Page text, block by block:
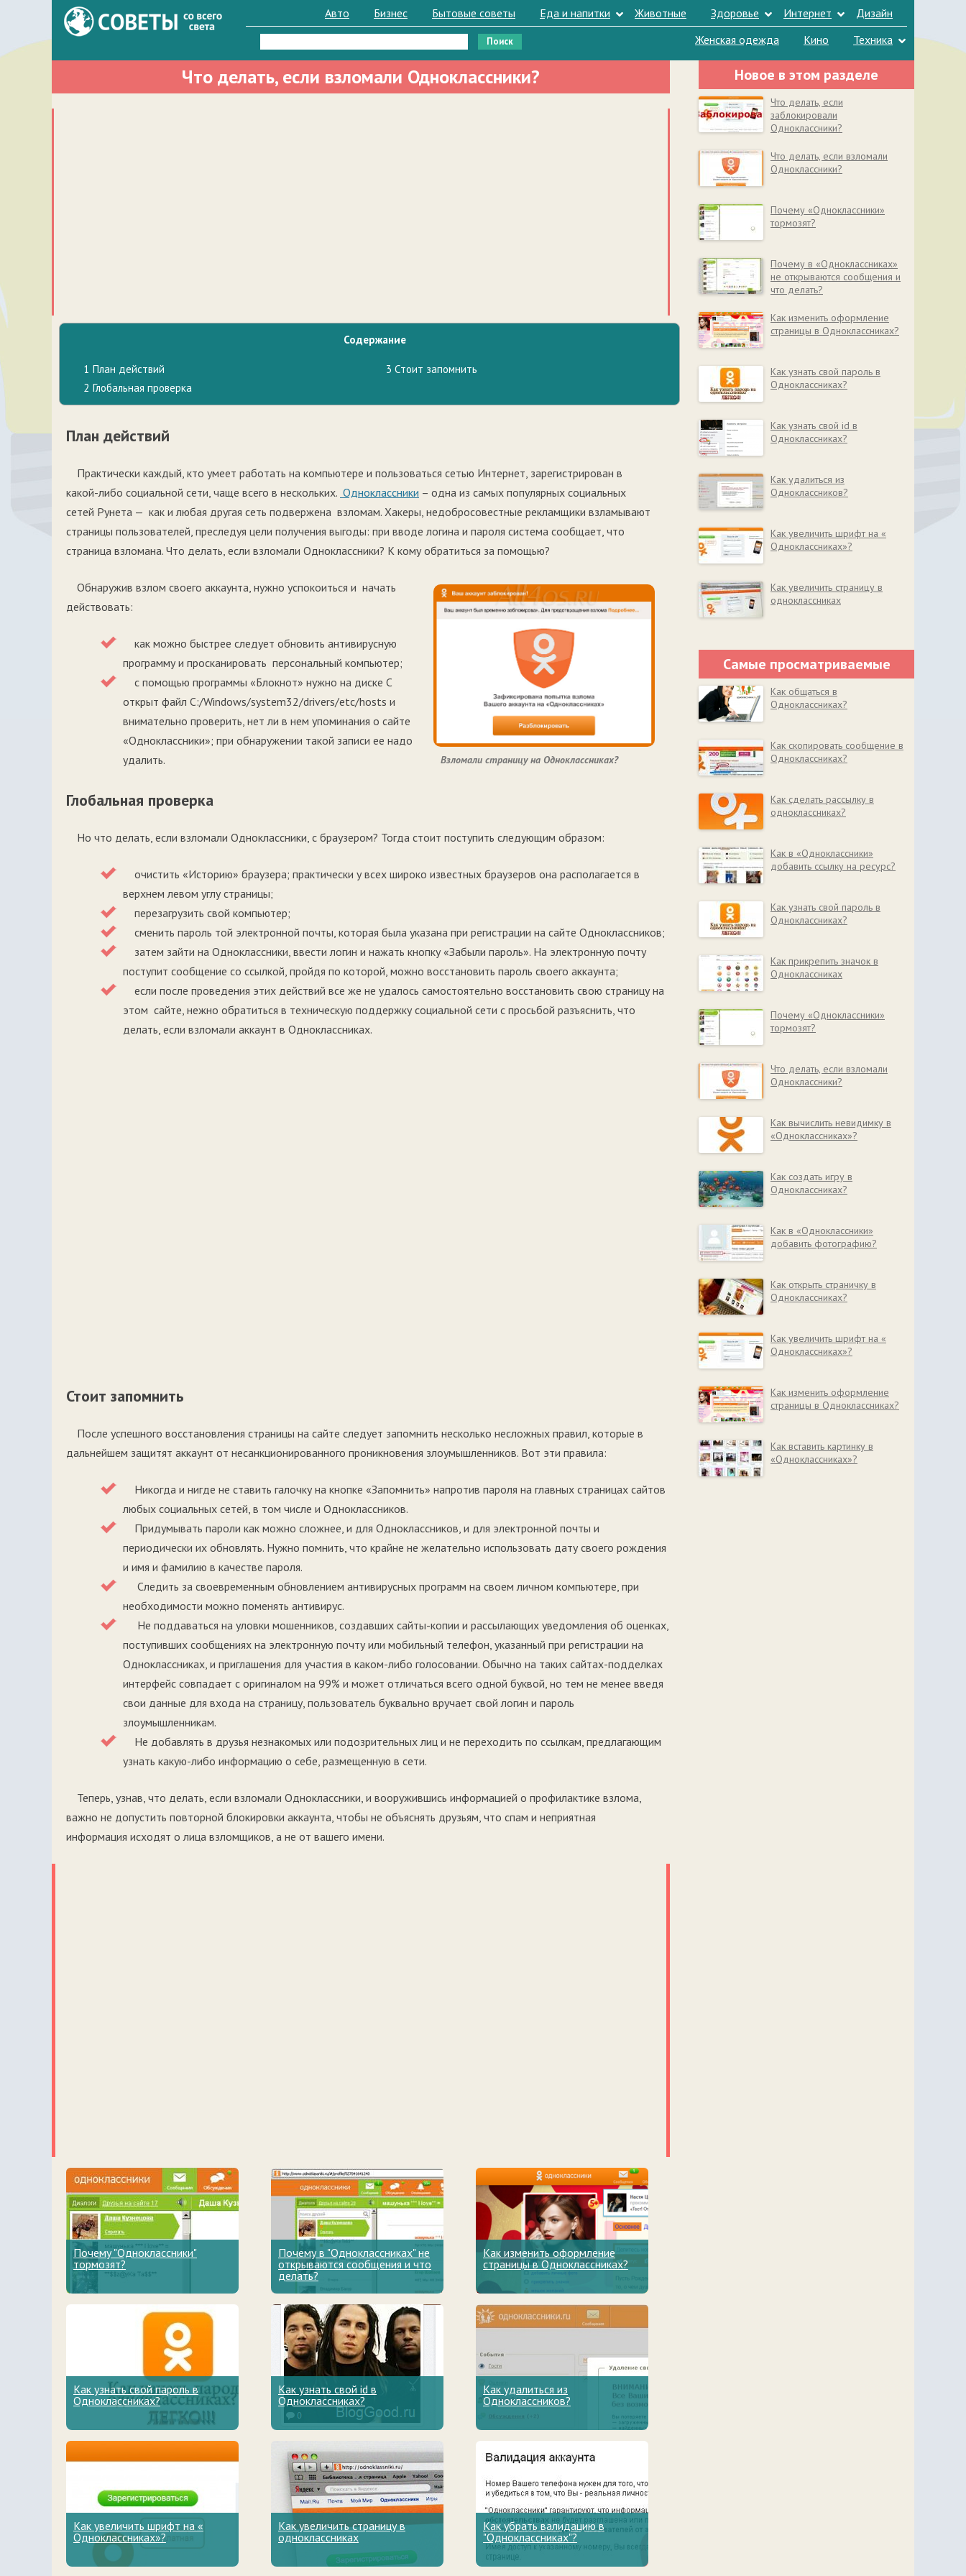
Авто Бизнес Бытовые советы Еда и напитки Животные Здоровье Интернет
Дизайн
Женская одежда
Кино Техника
Найти:
Что делать, если взломали Одноклассники?
Содержание
1 План действий
2 Глобальная проверка
3 Стоит запомнить
План действий
Практически каждый, кто умеет работать на компьютере и пользоваться сетью Интернет, зарегистрирован в
какой-либо социальной сети, чаще всего в нескольких. Одноклассники – одна из самых популярных социальных
сетей Рунета — как и любая другая сеть подвержена взломам. Хакеры, недобросовестные рекламщики взламывают
страницы пользователей, преследуя цели получения выгоды: при вводе логина и пароля система сообщает, что
страница взломана. Что делать, если взломали Одноклассники? К кому обратиться за помощью?
Взломали страницу на Одноклассниках?
Обнаружив взлом своего аккаунта, нужно успокоиться и начать
действовать:
как можно быстрее следует обновить антивирусную
программу и просканировать персональный компьютер;
с помощью программы «Блокнот» нужно на диске С
открыт файл C:/Windows/system32/drivers/etc/hosts и
внимательно проверить, нет ли в нем упоминания о сайте
«Одноклассники»; при обнаружении такой записи ее надо
удалить.
Глобальная проверка
Но что делать, если взломали Одноклассники, с браузером? Тогда стоит поступить следующим образом:
очистить «Историю» браузера; практически у всех широко известных браузеров она располагается в
верхнем левом углу страницы;
перезагрузить свой компьютер;
сменить пароль той электронной почты, которая была указана при регистрации на сайте Одноклассников;
затем зайти на Одноклассники, ввести логин и нажать кнопку «Забыли пароль». На электронную почту
поступит сообщение со ссылкой, пройдя по которой, можно восстановить пароль своего аккаунта;
если после проведения этих действий все же не удалось самостоятельно восстановить свою страницу на
этом сайте, нежно обратиться в техническую поддержку социальной сети с просьбой разъяснить, что
делать, если взломали аккаунт в Одноклассниках.
Стоит запомнить
После успешного восстановления страницы на сайте следует запомнить несколько несложных правил, которые в
дальнейшем защитят аккаунт от несанкционированного проникновения злоумышленников. Вот эти правила:
Никогда и нигде не ставить галочку на кнопке «Запомнить» напротив пароля на главных страницах сайтов
любых социальных сетей, в том числе и Одноклассников.
Придумывать пароли как можно сложнее, и для Одноклассников, и для электронной почты и
периодически их обновлять. Нужно помнить, что крайне не желательно использовать дату своего рождения
и имя и фамилию в качестве пароля.
Следить за своевременным обновлением антивирусных программ на своем личном компьютере, при
необходимости можно поменять антивирус.
Не поддаваться на уловки мошенников, создавших сайты-копии и рассылающих уведомления об оценках,
поступивших сообщениях на электронную почту или мобильный телефон, указанный при регистрации на
Одноклассниках, и приглашения для участия в каком-либо голосовании. Обычно на таких сайтах-подделках
интерфейс совпадает с оригиналом на 99% и может отличаться всего одной буквой, но тем не менее введя
свои данные для входа на страницу, пользователь буквально вручает свой логин и пароль
злоумышленникам.
Не добавлять в друзья незнакомых или подозрительных лиц и не переходить по ссылкам, предлагающим
узнать какую-либо информацию о себе, размещенную в сети.
Теперь, узнав, что делать, если взломали Одноклассники, и вооружившись информацией о профилактике взлома,
важно не допустить повторной блокировки аккаунта, чтобы не объяснять друзьям, что спам и неприятная
информация исходят о лица взломщиков, а не от вашего имени.
Почему "Одноклассники"
тормозят?
Почему в "Одноклассниках" не
открываются сообщения и что
делать?
Как изменить оформление
страницы в Одноклассниках?
Как узнать свой пароль в
Одноклассниках?
Как узнать свой id в
Одноклассниках?
Как удалиться из
Одноклассников?
Как увеличить шрифт на «
Одноклассниках»?
Как увеличить страницу в
одноклассниках
Как убрать валидацию в
"Одноклассниках"?
Новое в этом разделе
Что делать, если
заблокировали
Одноклассники?
Что делать, если взломали
Одноклассники?
Почему «Одноклассники»
тормозят?
Почему в «Одноклассниках»
не открываются сообщения и
что делать?
Как изменить оформление
страницы в Одноклассниках?
Как узнать свой пароль в
Одноклассниках?
Как узнать свой id в
Одноклассниках?
Как удалиться из
Одноклассников?
Как увеличить шрифт на «
Одноклассниках»?
Как увеличить страницу в
одноклассниках
Самые просматриваемые
Как общаться в
Одноклассниках?
Как скопировать сообщение в
Одноклассниках?
Как сделать рассылку в
одноклассниках?
Как в «Одноклассники»
добавить ссылку на ресурс?
Как узнать свой пароль в
Одноклассниках?
Как прикрепить значок в
Одноклассниках
Почему «Одноклассники»
тормозят?
Что делать, если взломали
Одноклассники?
Как вычислить невидимку в
«Одноклассниках»?
Как создать игру в
Одноклассниках?
Как в «Одноклассники»
добавить фотографию?
Как открыть страничку в
Одноклассниках?
Как увеличить шрифт на «
Одноклассниках»?
Как изменить оформление
страницы в Одноклассниках?
Как вставить картинку в
«Одноклассниках»?